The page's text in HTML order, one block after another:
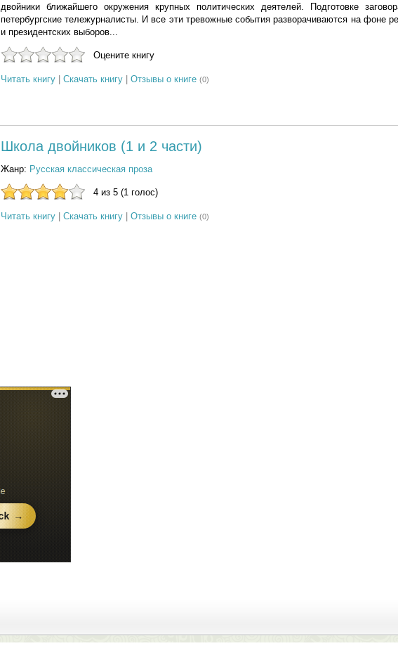
двойники ближайшего окружения крупных политических деятелей. Подготовке
петербургские тележурналисты. И все эти тревожные события разворачиваются на фоне
и президентских выборов...
Оцените книгу
Читать книгу| Скачать книгу| Отзывы о книге (0)
Школа двойников (1 и 2 части)
Жанр: Русская классическая проза
4 из 5 (1 голос)
Читать книгу| Скачать книгу| Отзывы о книге (0)